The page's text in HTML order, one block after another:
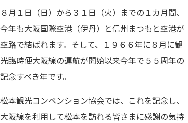
８月１日（日）から３１日（火）までの１カ月間、
今年も大阪国際空港（伊丹）と信州まつもと空港が
空路で結ばれます。そして、１９６６年に８月に観
光臨時便大阪線の運航が開始以来今年で５５周年の
記念すべき年です。
松本観光コンベンション協会では、これを記念し、
大阪線を利用して松本を訪れる皆さまに感謝の気持